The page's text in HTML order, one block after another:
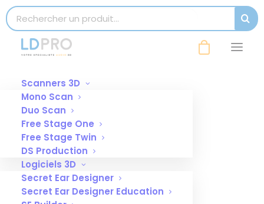
Search for:
Scanners 3D
Mono Scan
Duo Scan
Free Stage One
Free Stage Twin
DS Production
Logiciels 3D
Secret Ear Designer
Secret Ear Designer Education
modal-check